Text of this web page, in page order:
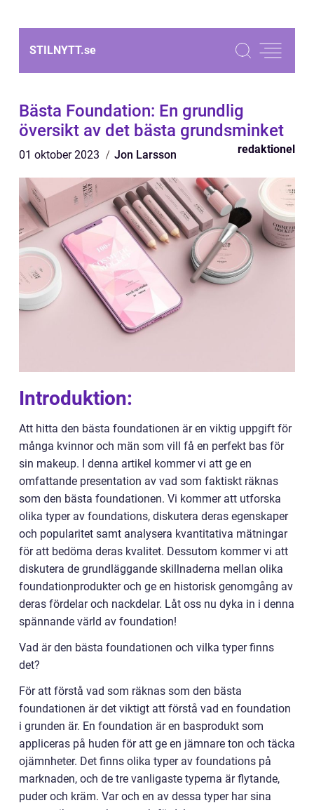
STILNYTT.se
Bästa Foundation: En grundlig
översikt av det bästa grundsminket
01 oktober 2023 Jon Larsson redaktionel
Introduktion:
Att hitta den bästa foundationen är en viktig uppgift för
många kvinnor och män som vill få en perfekt bas för
sin makeup. I denna artikel kommer vi att ge en
omfattande presentation av vad som faktiskt räknas
som den bästa foundationen. Vi kommer att utforska
olika typer av foundations, diskutera deras egenskaper
och popularitet samt analysera kvantitativa mätningar
för att bedöma deras kvalitet. Dessutom kommer vi att
diskutera de grundläggande skillnaderna mellan olika
foundationprodukter och ge en historisk genomgång av
deras fördelar och nackdelar. Låt oss nu dyka in i denna
spännande värld av foundation!
Vad är den bästa foundationen och vilka typer finns
det?
För att förstå vad som räknas som den bästa
foundationen är det viktigt att förstå vad en foundation
i grunden är. En foundation är en basprodukt som
appliceras på huden för att ge en jämnare ton och täcka
ojämnheter. Det finns olika typer av foundations på
marknaden, och de tre vanligaste typerna är flytande,
puder och kräm. Var och en av dessa typer har sina